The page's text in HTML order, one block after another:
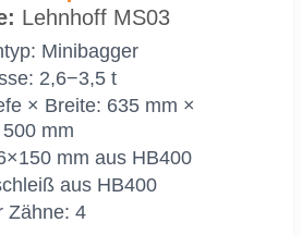
To.
Lehn­hoff MS03
Mi­ni­bag­ger
2,6−3,5 t
× Brei­te: 635 mm ×
mm
mm aus HB400
aus HB400
Zäh­ne: 4